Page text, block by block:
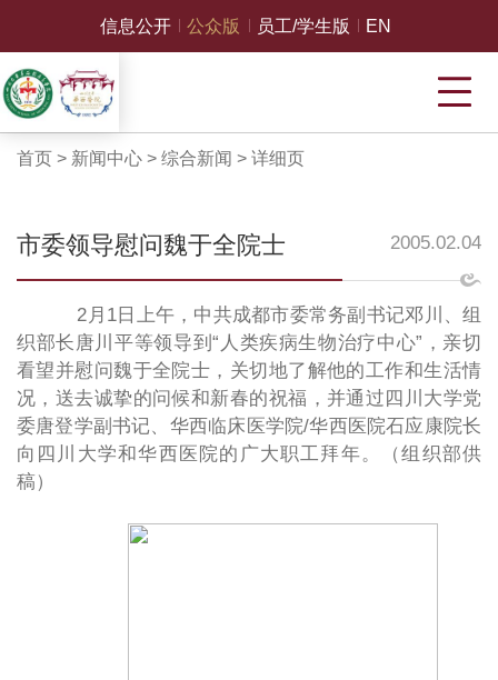
信息公开 公众版 员工/学生版 EN
首页 > 新闻中心> 综合新闻 > 详细页
市委领导慰问魏于全院士 2005.02.04
2月1日上午，中共成都市委常务副书记邓川、组
织部长唐川平等领导到“人类疾病生物治疗中心”，亲切
看望并慰问魏于全院士，关切地了解他的工作和生活情
况，送去诚挚的问候和新春的祝福，并通过四川大学党
委唐登学副书记、华西临床医学院/华西医院石应康院长
向四川大学和华西医院的广大职工拜年。（组织部供
稿）